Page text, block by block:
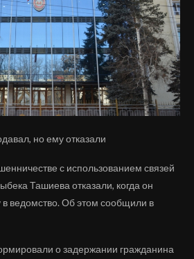
но ему отказали
с использованием связей
Ташиева отказали, когда он
в ведомство. Об этом сообщили в
о задержании гражданина